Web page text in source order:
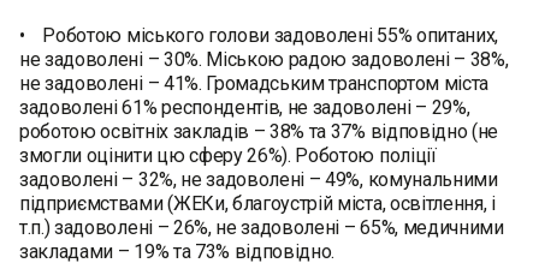
• Роботою міського голови задоволені 55% опитаних,
не задоволені – 30%. Міською радою задоволені – 38%,
не задоволені – 41%. Громадським транспортом міста
задоволені 61% респондентів, не задоволені – 29%,
роботою освітніх закладів – 38% та 37% відповідно (не
змогли оцінити цю сферу 26%). Роботою поліції
задоволені – 32%, не задоволені – 49%, комунальними
підприємствами (ЖЕКи, благоустрій міста, освітлення, і
т.п.) задоволені – 26%, не задоволені – 65%, медичними
закладами – 19% та 73% відповідно.